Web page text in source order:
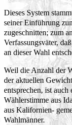
Dieses System
seiner Einführung
zugeschnitten; zum
Verfassungsväter,
an dieser Wahl
Weil die Anzahl der
der aktuellen
entsprechen, ist
Wählerstimme aus
aus Kalifornien-
Wahlmänner.